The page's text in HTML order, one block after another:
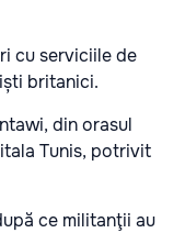
cu serviciile de
britanici.
din orasul
Tunis, potrivit
ce militanţii au